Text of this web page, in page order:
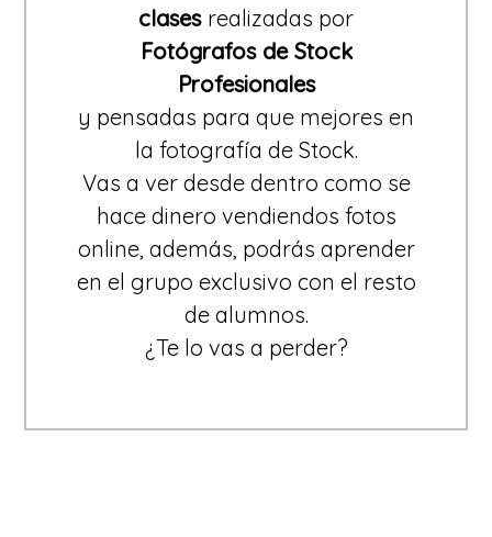
clases realizadas por
Fotógrafos de Stock
Profesionales
y pensadas para que mejores en
la fotografía de Stock.
Vas a ver desde dentro como se
hace dinero vendiendos fotos
online, además, podrás aprender
en el grupo exclusivo con el resto
de alumnos.
¿Te lo vas a perder?